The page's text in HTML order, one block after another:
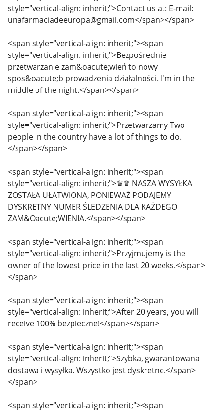
style="vertical-align: inherit;">Contact us at: E-mail:
unafarmaciadeeuropa@gmail.com</span></span>
<span style="vertical-align: inherit;"><span
style="vertical-align: inherit;">Bezpośrednie
przetwarzanie zam&oacute;wień to nowy
spos&oacute;b prowadzenia działalności. I'm in the
middle of the night.</span></span>
<span style="vertical-align: inherit;"><span
style="vertical-align: inherit;">Przetwarzamy Two
people in the country have a lot of things to do.
</span></span>
<span style="vertical-align: inherit;"><span
style="vertical-align: inherit;">♛♛ NASZA WYSYŁKA
ZOSTAŁA UŁATWIONA, PONIEWAŻ PODAJEMY
DYSKRETNY NUMER ŚLEDZENIA DLA KAŻDEGO
ZAM&Oacute;WIENIA.</span></span>
<span style="vertical-align: inherit;"><span
style="vertical-align: inherit;">Przyjmujemy is the
owner of the lowest price in the last 20 weeks.</span>
</span>
<span style="vertical-align: inherit;"><span
style="vertical-align: inherit;">After 20 years, you will
receive 100% bezpieczne!</span></span>
<span style="vertical-align: inherit;"><span
style="vertical-align: inherit;">Szybka, gwarantowana
dostawa i wysyłka. Wszystko jest dyskretne.</span>
</span>
<span style="vertical-align: inherit;"><span